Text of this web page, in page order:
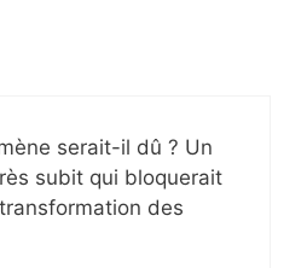
serait-il dû ? Un
subit qui bloquerait
des